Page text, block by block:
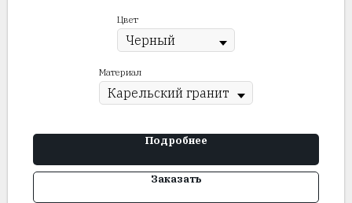
Цвет
Материал
Подробнее
Заказать